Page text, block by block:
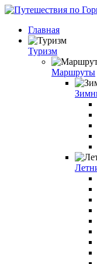
Главная
Туризм
Маршруты